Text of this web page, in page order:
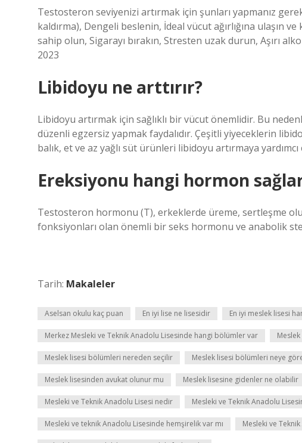
Testosteron seviyenizi artırmak için şunları yapmanız
kaldırma), Dengeli beslenin, İdeal vücut ağırlığına ulaşın
sahip olun, Sigarayı bırakın, Stresten uzak durun, Aşırı
2023
Libidoyu ne arttırır?
Libidoyu artırmak için sağlıklı bir vücut önemlidir. Bu
düzenli egzersiz yapmak faydalıdır. Çeşitli yiyeceklerin
balık, et ve az yağlı süt ürünleri libidoyu artırmaya yardımcı
Ereksiyonu hangi hormon
Testosteron hormonu (T), erkeklerde üreme, sertleşme
fonksiyonları olan önemli bir seks hormonu ve anabolik
Tarih: Makaleler
Aselsan okulu kaç puan En iyi lise ne lisesidir En iyi meslek lisesi
Merkez Mesleki ve Teknik Anadolu Lisesinde hangi bölümler var
Meslek lisesi bölümleri nereden seçilir Meslek lisesi bölümleri neye
Meslek lisesinden avukat olunur mu Meslek lisesine gidenler ne olabilir
Mesleki ve Teknik Anadolu Lisesi nedir Mesleki ve Teknik Anadolu
Mesleki ve teknik Anadolu Lisesinde hemşirelik var mı Mesleki ve